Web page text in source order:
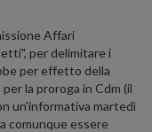
Affari
per delimitare i
per effetto della
la proroga in Cdm (il
un'informativa martedì
comunque essere